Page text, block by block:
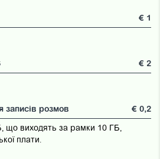
€ 1
€ 2
записів розмов
€ 0,2
що виходять за рамки 10 ГБ,
плати.